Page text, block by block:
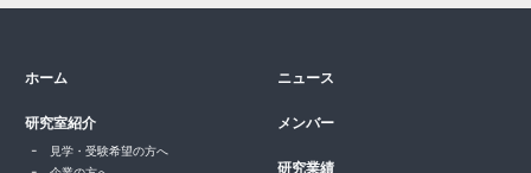
ホーム ニュース
研究室紹介
見学・受験希望の方へ
メンバー
研究業績